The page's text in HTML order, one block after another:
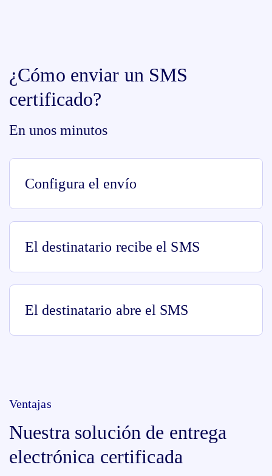
¿Cómo enviar un SMS
certificado?
En unos minutos
Configura el envío
El destinatario recibe el SMS
El destinatario abre el SMS
Ventajas
Nuestra solución de entrega
electrónica certificada